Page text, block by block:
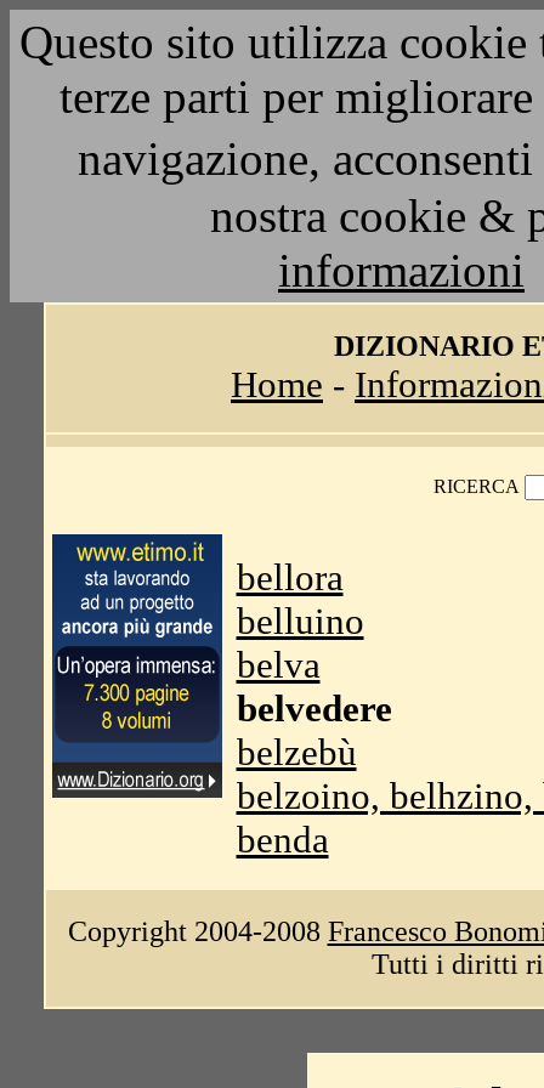
Questo sito utilizza
terze parti per
navigazione,
nostra cookie &
informazioni
DIZIONARIO
Home -
RICERCA
bellora
belluino
belva
belvedere
belzebù
belzoino,
benda
Copyright 2004-2008 Francesco
Tutti i diritti